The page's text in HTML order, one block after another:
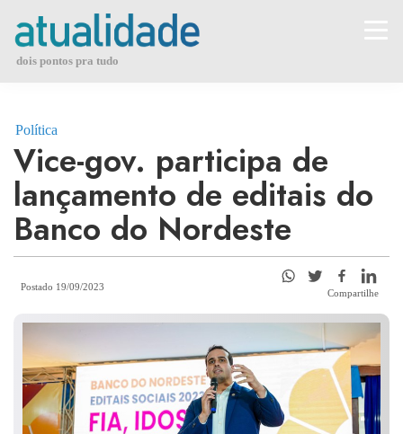
contentdois pontos pra tudo
Política
Vice-gov. participa de
lançamento de editais do
Banco do Nordeste
Postado 19/09/2023
Compartilhe